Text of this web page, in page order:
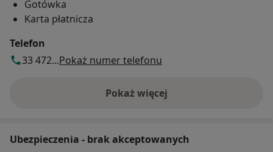
Gotówka
Karta płatnicza
Telefon
33 472...Pokaż numer telefonu
Pokaż więcej
o adresie
Ubezpieczenia - brak akceptowanych